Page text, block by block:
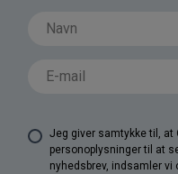
Jeg giver samtykke til, at
personoplysninger til at
nyhedsbrev, indsamler